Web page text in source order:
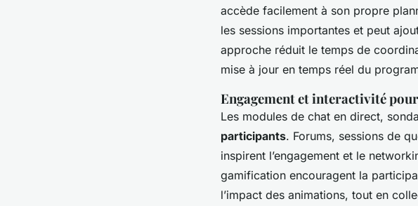
accède facilement à son propre
les sessions importantes et peut
approche réduit le temps de
mise à jour en temps réel du
Engagement et interactivité
Les modules de chat en direct,
participants. Forums, sessions de
inspirent l’engagement et le
gamification encouragent la
l’impact des animations, tout en